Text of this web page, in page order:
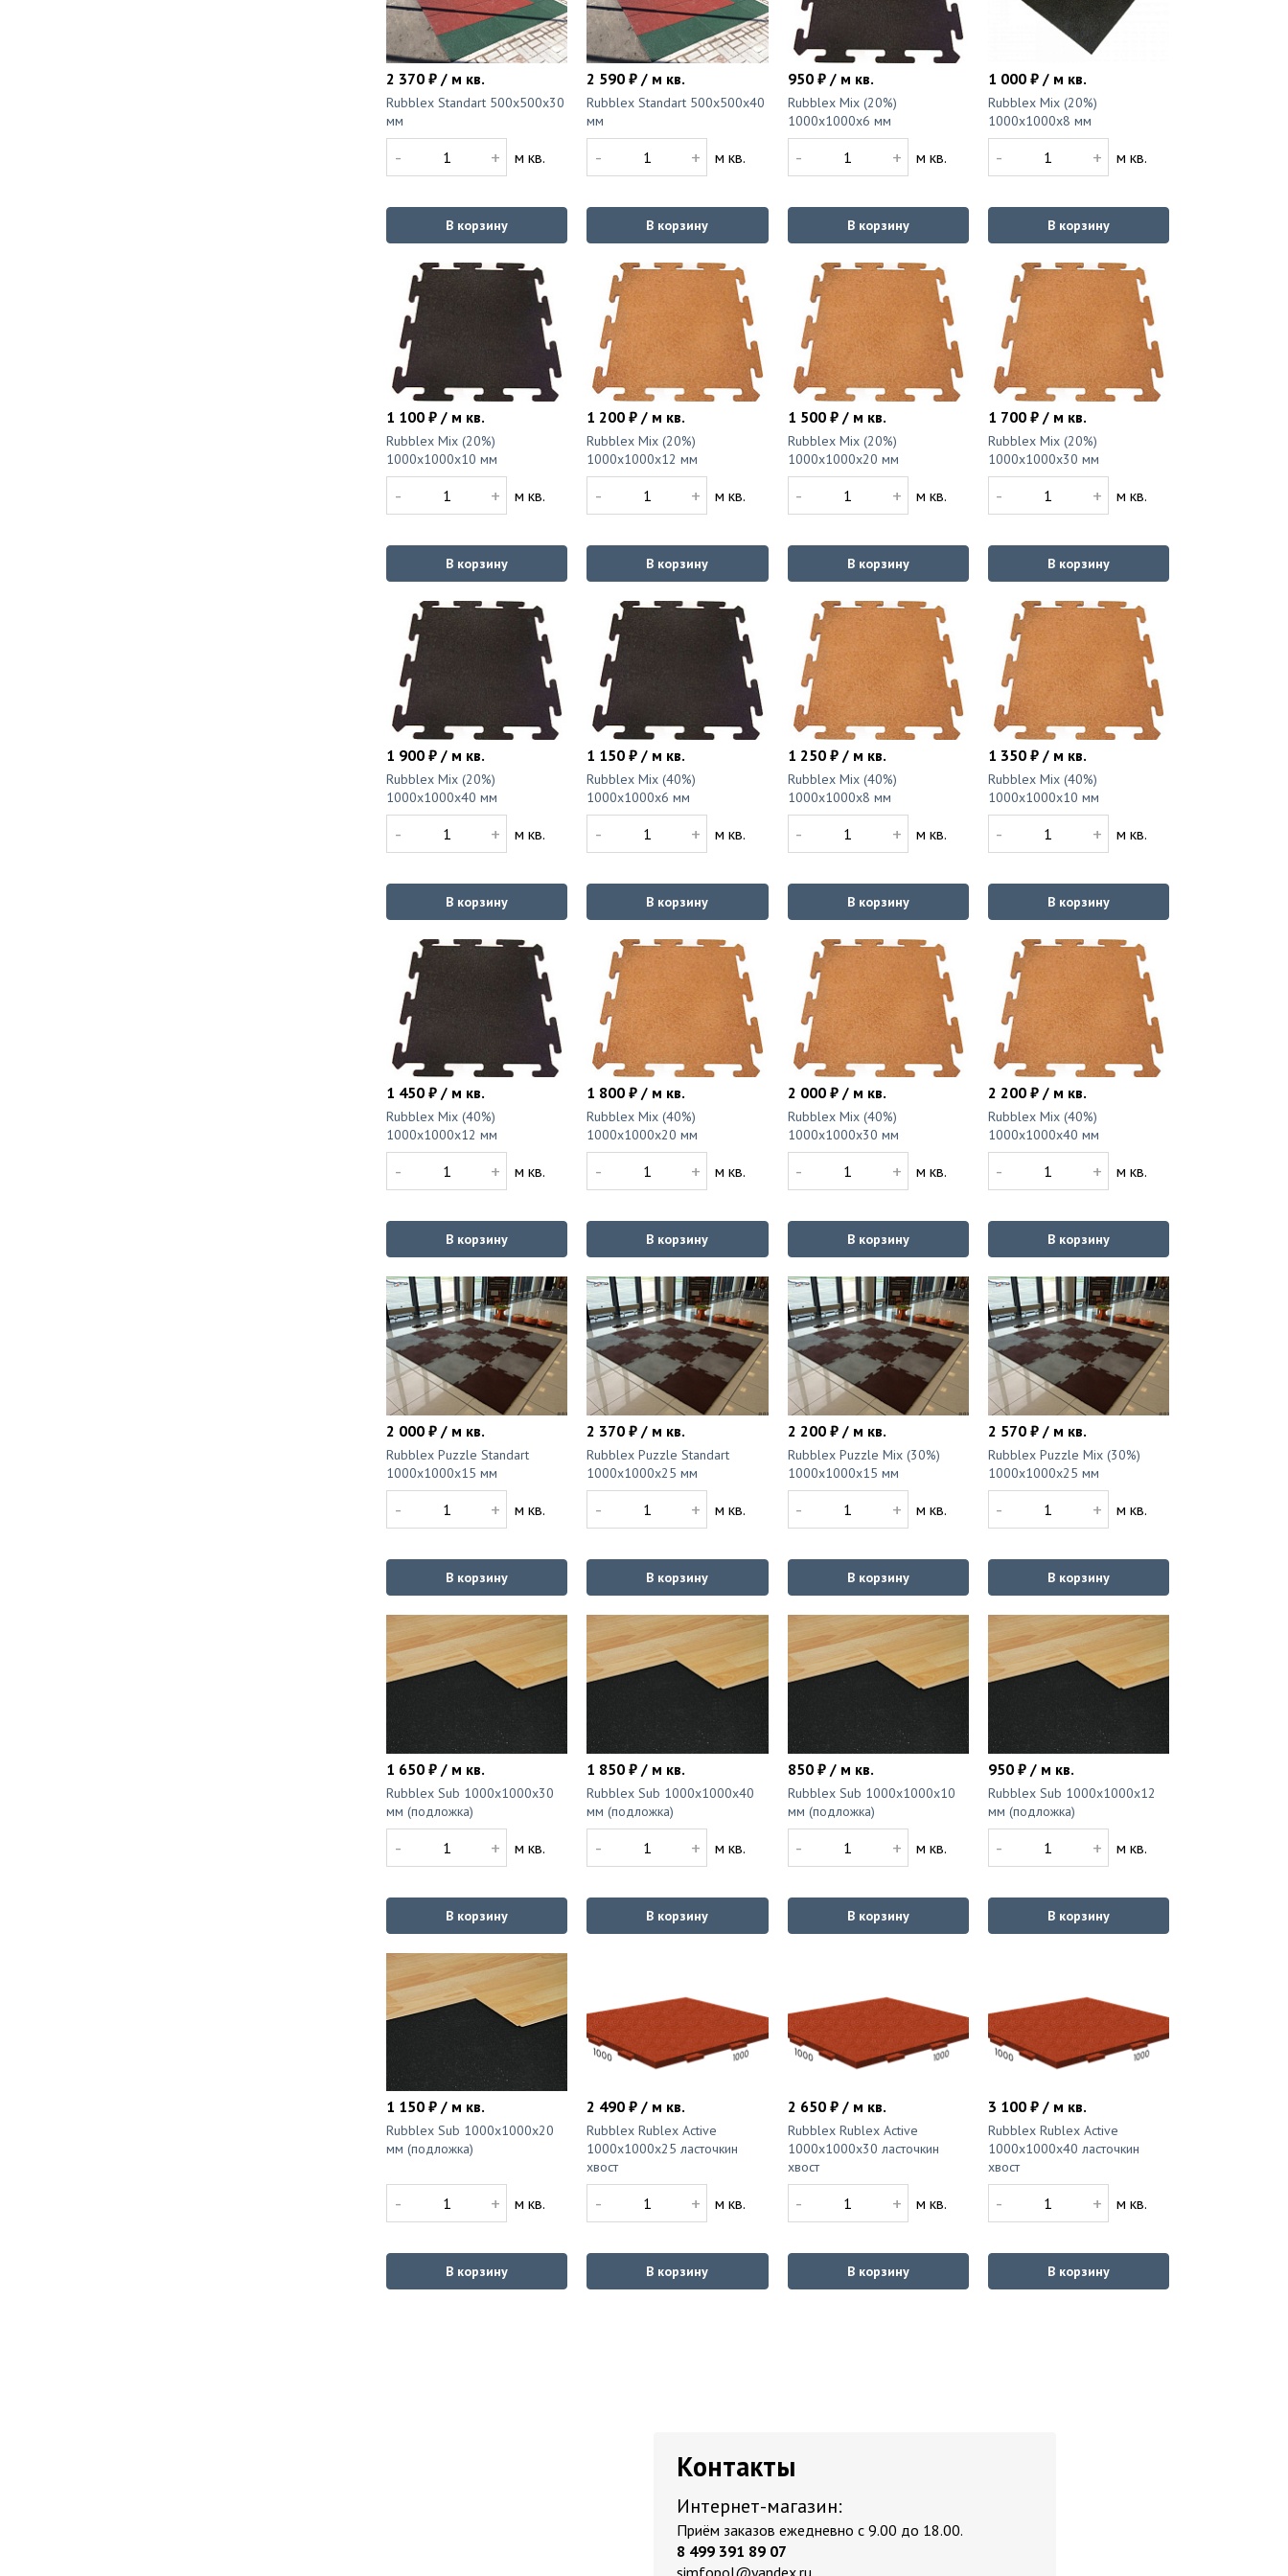
2 370 ₽ / м кв.
Rubblex Standart 500x500x30
мм
- + м кв.
В корзину
2 590 ₽ / м кв.
Rubblex Standart 500x500x40
мм
- + м кв.
В корзину
950 ₽ / м кв.
Rubblex Mix (20%)
1000x1000x6 мм
- + м кв.
В корзину
1 000 ₽ / м кв.
Rubblex Mix (20%)
1000x1000x8 мм
- + м кв.
В корзину
1 100 ₽ / м кв.
Rubblex Mix (20%)
1000x1000x10 мм
- + м кв.
В корзину
1 200 ₽ / м кв.
Rubblex Mix (20%)
1000x1000x12 мм
- + м кв.
В корзину
1 500 ₽ / м кв.
Rubblex Mix (20%)
1000x1000x20 мм
- + м кв.
В корзину
1 700 ₽ / м кв.
Rubblex Mix (20%)
1000x1000x30 мм
- + м кв.
В корзину
1 900 ₽ / м кв.
Rubblex Mix (20%)
1000x1000x40 мм
- + м кв.
В корзину
1 150 ₽ / м кв.
Rubblex Mix (40%)
1000x1000x6 мм
- + м кв.
В корзину
1 250 ₽ / м кв.
Rubblex Mix (40%)
1000x1000x8 мм
- + м кв.
В корзину
1 350 ₽ / м кв.
Rubblex Mix (40%)
1000x1000x10 мм
- + м кв.
В корзину
1 450 ₽ / м кв.
Rubblex Mix (40%)
1000x1000x12 мм
- + м кв.
В корзину
1 800 ₽ / м кв.
Rubblex Mix (40%)
1000x1000x20 мм
- + м кв.
В корзину
2 000 ₽ / м кв.
Rubblex Mix (40%)
1000x1000x30 мм
- + м кв.
В корзину
2 200 ₽ / м кв.
Rubblex Mix (40%)
1000x1000x40 мм
- + м кв.
В корзину
2 000 ₽ / м кв.
Rubblex Puzzle Standart
1000x1000x15 мм
- + м кв.
В корзину
2 370 ₽ / м кв.
Rubblex Puzzle Standart
1000x1000x25 мм
- + м кв.
В корзину
2 200 ₽ / м кв.
Rubblex Puzzle Mix (30%)
1000x1000x15 мм
- + м кв.
В корзину
2 570 ₽ / м кв.
Rubblex Puzzle Mix (30%)
1000x1000x25 мм
- + м кв.
В корзину
1 650 ₽ / м кв.
Rubblex Sub 1000x1000x30
мм (подложка)
- + м кв.
В корзину
1 850 ₽ / м кв.
Rubblex Sub 1000x1000x40
мм (подложка)
- + м кв.
В корзину
850 ₽ / м кв.
Rubblex Sub 1000x1000x10
мм (подложка)
- + м кв.
В корзину
950 ₽ / м кв.
Rubblex Sub 1000x1000x12
мм (подложка)
- + м кв.
В корзину
1 150 ₽ / м кв.
Rubblex Sub 1000x1000x20
мм (подложка)
- + м кв.
В корзину
2 490 ₽ / м кв.
Rubblex Rublex Active
1000x1000x25 ласточкин
хвост
- + м кв.
В корзину
2 650 ₽ / м кв.
Rubblex Rublex Active
1000x1000x30 ласточкин
хвост
- + м кв.
В корзину
3 100 ₽ / м кв.
Rubblex Rublex Active
1000x1000x40 ласточкин
хвост
- + м кв.
В корзину
Контакты
Интернет-магазин:
Приём заказов ежедневно с 9.00 до 18.00.
8 499 391 89 07
simfopol@yandex.ru